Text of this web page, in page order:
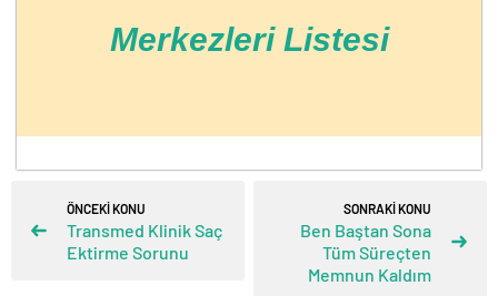
Merkezleri Listesi
ÖNCEKİ KONU
Transmed Klinik Saç
Ektirme Sorunu
SONRAKİ KONU
Ben Baştan Sona
Tüm Süreçten
Memnun Kaldım